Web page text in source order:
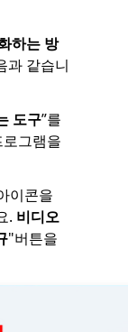
하는 방
과 같습니
도구”를
그램을
이콘을
. 비디오
"버튼을